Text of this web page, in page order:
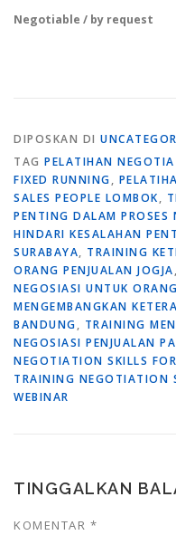
Negotiable / by request
DIPOSKAN DI
TAG PELATIHAN
FIXED RUNNING,
SALES PEOPLE LOMBOK,
PENTING DALAM PROSES
HINDARI KESALAHAN
SURABAYA, TRAINING
ORANG PENJUALAN JOGJA,
NEGOSIASI UNTUK
MENGEMBANGKAN
BANDUNG, TRAINING
NEGOSIASI PENJUALAN
NEGOTIATION SKILLS
TRAINING NEGOTIATION
WEBINAR
TINGGALKAN
KOMENTAR *